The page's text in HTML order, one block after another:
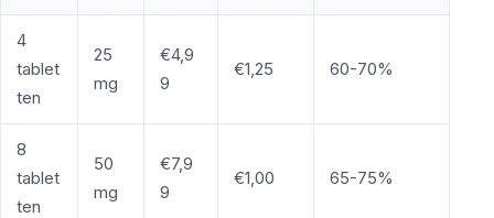
4
tablet
ten
25
mg
€4,9
9
€1,25 60-70%
8
tablet
ten
50
mg
€7,9
9
€1,00 65-75%